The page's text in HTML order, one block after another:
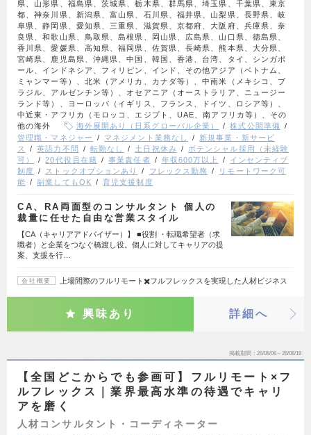
県、山形県、福島県、茨城県、栃木県、群馬県、埼玉県、千葉県、東京
都、神奈川県、新潟県、富山県、石川県、福井県、山梨県、長野県、岐
阜県、静岡県、愛知県、三重県、滋賀県、京都府、大阪府、兵庫県、奈
良県、和歌山県、鳥取県、島根県、岡山県、広島県、山口県、徳島県、
香川県、愛媛県、高知県、福岡県、佐賀県、長崎県、熊本県、大分県、
宮崎県、鹿児島県、沖縄県、中国、韓国、香港、台湾、タイ、シンガポ
ール、インドネシア、フィリピン、インド、その他アジア（ベトナム、
ミャンマー等）、北米（アメリカ、カナダ等）、中南米（メキシコ、ブ
ラジル、アルゼンチン等）、オセアニア（オーストラリア、ニュージー
ランド等）、ヨーロッパ（イギリス、フランス、ドイツ、ロシア等）、
中近東・アフリカ（モロッコ、エジプト、UAE、南アフリカ等）、その
他の海外
海外展開あり（日系グローバル企業）
株式公開準備
管理職・マネジャー
マネジメント業務なし
新規事業・新サービ
ス
英語力不問 転勤なし 土日祝休み
ポテンシャル採用（未経験
可）
20代役員在籍 事業責任者 年収600万以上
インセンティブ
制度
ストックオプションあり フレックス勤務
リモートワーク可
能
副業してもOK 育児支援制度
CA、RA両面型のコンサルタント 個人の
裁量に任せた自由な営業スタイル
【CA（キャリアアドバイザー）】 ■役割 ・転職希望者（求
職者）と企業をつなぐ橋渡し役。個人に対してキャリアの提
案、支援を行…
会社概要 上場間際のフルリモート✖️フルフレックスを実現した人材ビジネス
興味あり 詳細へ
掲載期間 26/08/06～26/08/19
【全国どこからでも参画可】フルリモート×フ
ルフレックス｜業界最高水準の待遇でキャリ
アを磨く
人材コンサルタント・コーディネーター